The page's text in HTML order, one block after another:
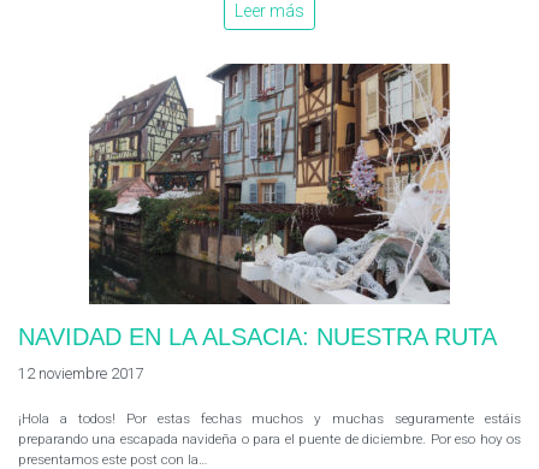
Leer más
NAVIDAD EN LA ALSACIA: NUESTRA RUTA
12 noviembre 2017
¡Hola a todos! Por estas fechas muchos y muchas seguramente estáis
preparando una escapada navideña o para el puente de diciembre. Por eso hoy os
presentamos este post con la…